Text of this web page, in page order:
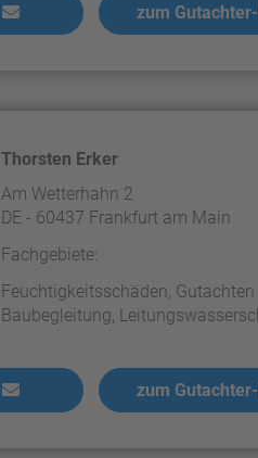
zum
Thorsten Erker
Am Wetterhahn 2
DE - 60437 Frankfurt am Main
Fachgebiete:
Feuchtigkeitsschäden,
Baubegleitung,
zum